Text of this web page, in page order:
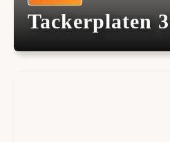
Tackerplaten 3